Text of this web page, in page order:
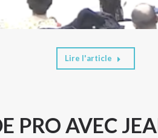
Lire l'article
PRO AVEC